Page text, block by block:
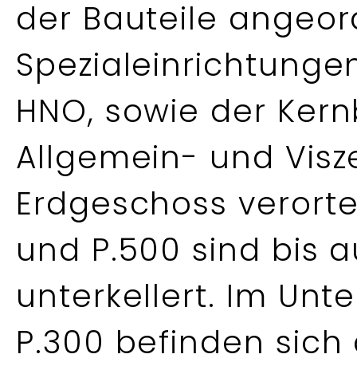
der Bauteile
HNO, sowie der
Allgemein- und
Erdgeschoss
und P.500 sind bis
unterkellert. Im
P.300 befinden